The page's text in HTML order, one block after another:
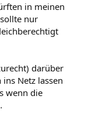
in meinen
nur
darüber
Netz lassen
wenn die